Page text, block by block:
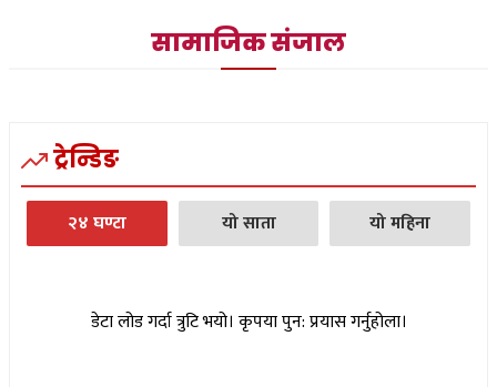
सामाजिक संजाल
ट्रेन्डिङ
२४ घण्टा यो साता यो महिना
डेटा लोड गर्दा त्रुटि भयो। कृपया पुन: प्रयास गर्नुहोला।